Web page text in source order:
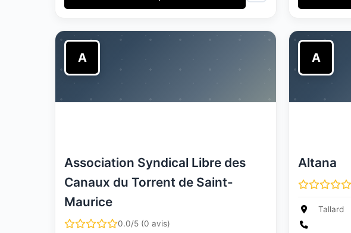
A
Association Syndical Libre des
Canaux du Torrent de Saint-
Maurice
0.0/5 (0 avis)
A
Altana
Tallard